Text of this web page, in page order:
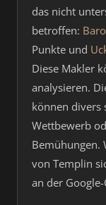
das nicht
betroffen:
Punkte und
Diese Makler
analysieren.
können divers
Wettbewerb
Bemühungen.
von Templin
an der